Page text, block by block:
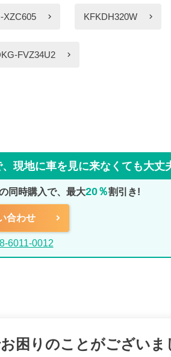
XZC605 KFKDH320W
FVZ34U2
現地に車を見に来なくても大丈
同時購入で、最大20％割引き!
合わせ
6011-0012
困りのことがございま